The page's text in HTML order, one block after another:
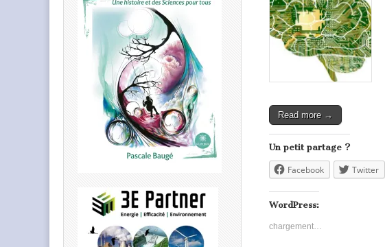
Read more →
Un petit partage ?
Facebook Twitter
WordPress:
chargement…